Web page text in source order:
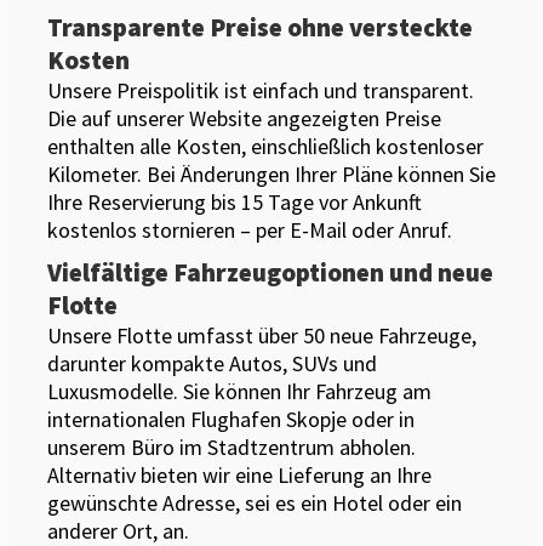
Transparente Preise ohne versteckte
Kosten
Unsere Preispolitik ist einfach und transparent.
Die auf unserer Website angezeigten Preise
enthalten alle Kosten, einschließlich kostenloser
Kilometer. Bei Änderungen Ihrer Pläne können Sie
Ihre Reservierung bis 15 Tage vor Ankunft
kostenlos stornieren – per E-Mail oder Anruf.
Vielfältige Fahrzeugoptionen und neue
Flotte
Unsere Flotte umfasst über 50 neue Fahrzeuge,
darunter kompakte Autos, SUVs und
Luxusmodelle. Sie können Ihr Fahrzeug am
internationalen Flughafen Skopje oder in
unserem Büro im Stadtzentrum abholen.
Alternativ bieten wir eine Lieferung an Ihre
gewünschte Adresse, sei es ein Hotel oder ein
anderer Ort, an.